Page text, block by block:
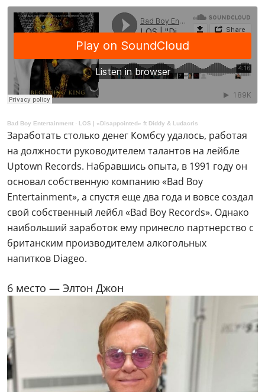
Bad Boy Entertainment · LOS | «Disappointed» ft Diddy & Ludacris
Заработать столько денег Комбсу удалось, работая
на должности руководителем талантов на лейбле
Uptown Records. Набравшись опыта, в 1991 году он
основал собственную компанию «Bad Boy
Entertainment», а спустя еще два года и вовсе создал
свой собственный лейбл «Bad Boy Records». Однако
наибольший заработок ему принесло партнерство с
британским производителем алкогольных
напитков Diageo.
6 место — Элтон Джон